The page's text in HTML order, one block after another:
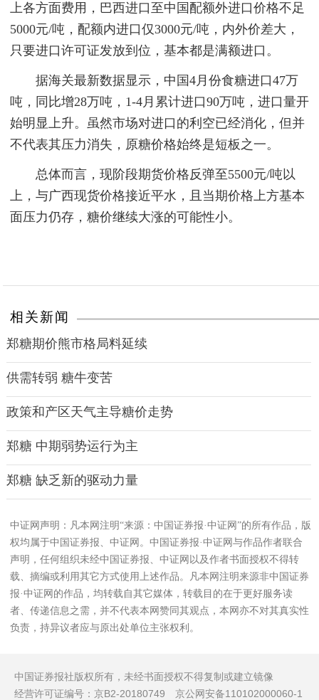
上各方面费用，巴西进口至中国配额外进口价格不足
5000元/吨，配额内进口仅3000元/吨，内外价差大，
只要进口许可证发放到位，基本都是满额进口。
据海关最新数据显示，中国4月份食糖进口47万
吨，同比增28万吨，1-4月累计进口90万吨，进口量开
始明显上升。虽然市场对进口的利空已经消化，但并
不代表其压力消失，原糖价格始终是短板之一。
总体而言，现阶段期货价格反弹至5500元/吨以
上，与广西现货价格接近平水，且当期价格上方基本
面压力仍存，糖价继续大涨的可能性小。
相关新闻
郑糖期价熊市格局料延续
供需转弱 糖牛变苦
政策和产区天气主导糖价走势
郑糖 中期弱势运行为主
郑糖 缺乏新的驱动力量
中证网声明：凡本网注明“来源：中国证券报·中证网”的所有作品，版
权均属于中国证券报、中证网。中国证券报·中证网与作品作者联合
声明，任何组织未经中国证券报、中证网以及作者书面授权不得转
载、摘编或利用其它方式使用上述作品。凡本网注明来源非中国证券
报·中证网的作品，均转载自其它媒体，转载目的在于更好服务读
者、传递信息之需，并不代表本网赞同其观点，本网亦不对其真实性
负责，持异议者应与原出处单位主张权利。
中国证券报社版权所有，未经书面授权不得复制或建立镜像
经营许可证编号：京B2-20180749 京公网安备110102000060-1